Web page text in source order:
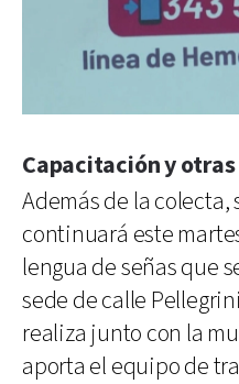
Capacitación y
Además de la colecta,
continuará este
lengua de señas que
sede de calle
realiza junto con la
aporta el equipo de